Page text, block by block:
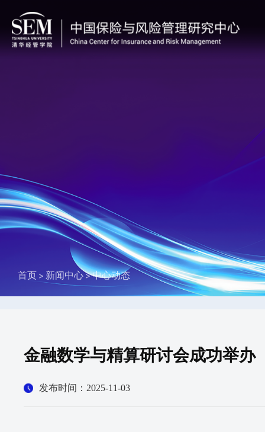
首页 新闻中心 中心动态
金融数学与精算研讨会成功举办
发布时间：2025-11-03